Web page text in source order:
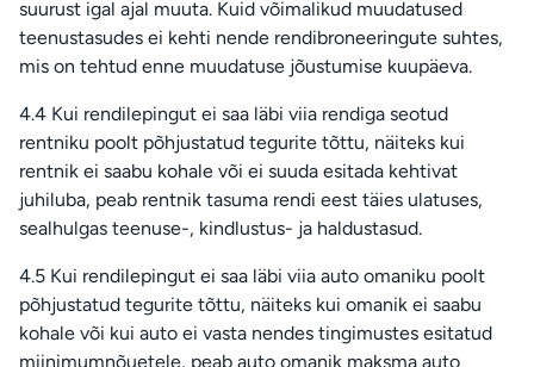
suurust igal ajal muuta. Kuid võimalikud muudatused
teenustasudes ei kehti nende rendibroneeringute suhtes,
mis on tehtud enne muudatuse jõustumise kuupäeva.
4.4 Kui rendilepingut ei saa läbi viia rendiga seotud
rentniku poolt põhjustatud tegurite tõttu, näiteks kui
rentnik ei saabu kohale või ei suuda esitada kehtivat
juhiluba, peab rentnik tasuma rendi eest täies ulatuses,
sealhulgas teenuse-, kindlustus- ja haldustasud.
4.5 Kui rendilepingut ei saa läbi viia auto omaniku poolt
põhjustatud tegurite tõttu, näiteks kui omanik ei saabu
kohale või kui auto ei vasta nendes tingimustes esitatud
miinimumnõuetele, peab auto omanik maksma auto